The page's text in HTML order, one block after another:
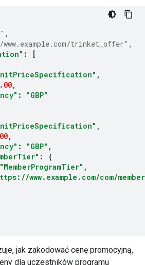
,
trinket_offer" ,
:
[
,
,
:
"GBP"
,
,
: "GBP" ,
:
{
"MemberProgramTier" ,
www.example.com/com/
jak zakodować cenę promocyjną,
dla uczestników programu